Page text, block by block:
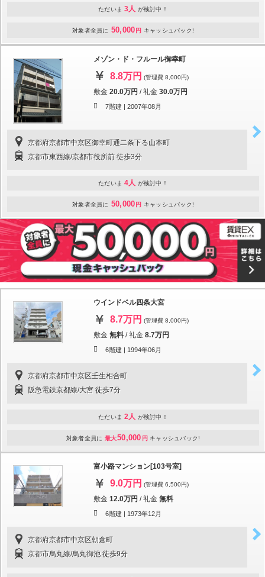
ただいま 3人 が検討中！
対象者全員に 50,000 円 キャッシュバック!
メゾン・ド・フルール御幸町
8.8万円 (管理費 8,000円)
敷金 20.0万円 /礼金 30.0万円
7階建 | 2007年08月
京都府京都市中京区御幸町通二条下る山本町
京都市東西線/京都市役所前 徒歩3分
ただいま 4人 が検討中！
対象者全員に 50,000 円 キャッシュバック!
ウインドベル四条大宮
8.7万円 (管理費 8,000円)
敷金 無料 /礼金 8.7万円
6階建 | 1994年06月
京都府京都市中京区壬生相合町
阪急電鉄京都線/大宮 徒歩7分
ただいま 2人 が検討中！
対象者全員に 最大50,000 円 キャッシュバック!
富小路マンション[103号室]
9.0万円 (管理費 6,500円)
敷金 12.0万円 /礼金 無料
6階建 | 1973年12月
京都府京都市中京区朝倉町
京都市烏丸線/烏丸御池 徒歩9分